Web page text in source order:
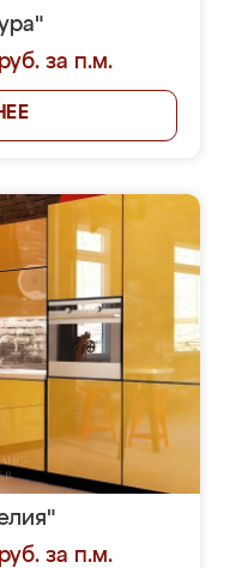
за п.м.
за п.м.